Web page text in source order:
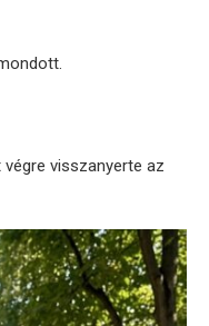
végre visszanyerte az